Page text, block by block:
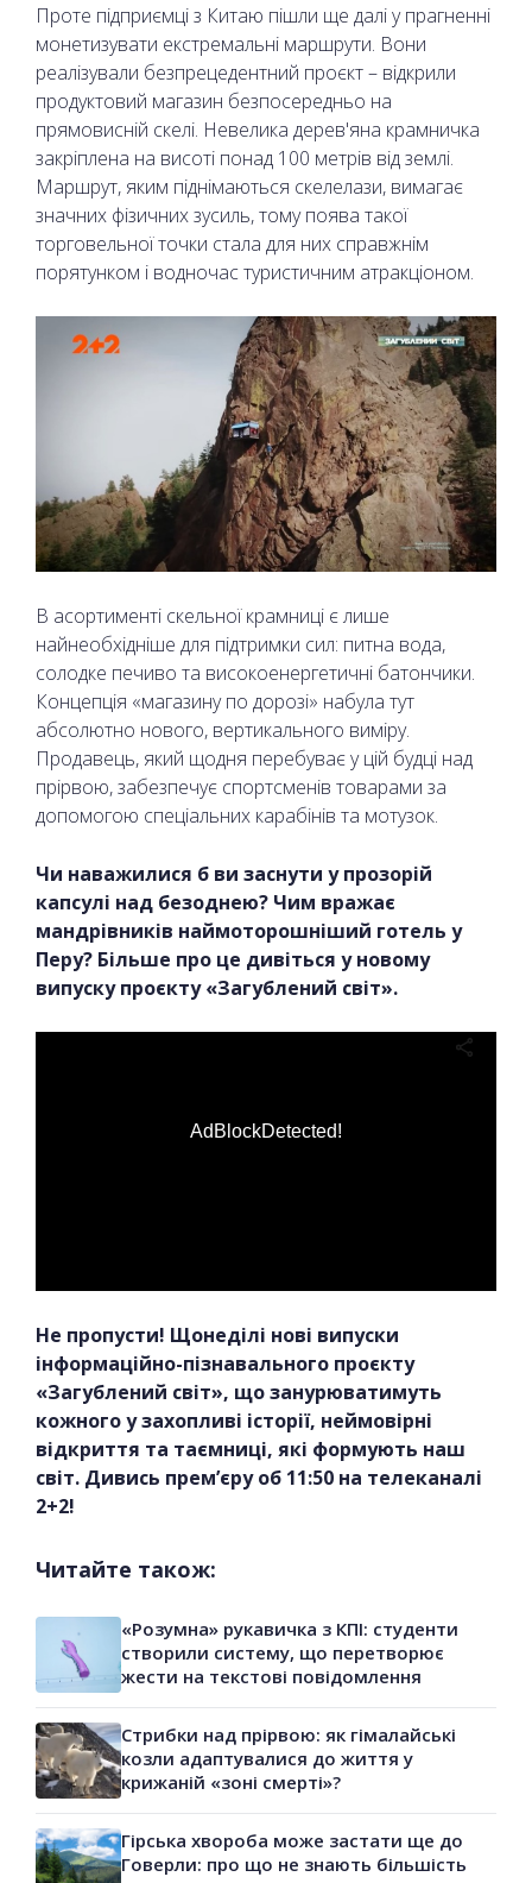
Проте підприємці з Китаю пішли ще далі у прагненні
монетизувати екстремальні маршрути. Вони
реалізували безпрецедентний проєкт – відкрили
продуктовий магазин безпосередньо на
прямовисній скелі. Невелика дерев'яна крамничка
закріплена на висоті понад 100 метрів від землі.
Маршрут, яким піднімаються скелелази, вимагає
значних фізичних зусиль, тому поява такої
торговельної точки стала для них справжнім
порятунком і водночас туристичним атракціоном.
В асортименті скельної крамниці є лише
найнеобхідніше для підтримки сил: питна вода,
солодке печиво та високоенергетичні батончики.
Концепція «магазину по дорозі» набула тут
абсолютно нового, вертикального виміру.
Продавець, який щодня перебуває у цій будці над
прірвою, забезпечує спортсменів товарами за
допомогою спеціальних карабінів та мотузок.
Чи наважилися б ви заснути у прозорій
капсулі над безоднею? Чим вражає
мандрівників наймоторошніший готель у
Перу? Більше про це дивіться у новому
випуску проєкту «Загублений світ».
AdBlockDetected!
Не пропусти! Щонеділі нові випуски
інформаційно-пізнавального проєкту
«Загублений світ», що занурюватимуть
кожного у захопливі історії, неймовірні
відкриття та таємниці, які формують наш
світ. Дивись прем’єру об 11:50 на телеканалі
2+2!
Читайте також:
«Розумна» рукавичка з КПІ: студенти
створили систему, що перетворює
жести на текстові повідомлення
Стрибки над прірвою: як гімалайські
козли адаптувалися до життя у
крижаній «зоні смерті»?
Гірська хвороба може застати ще до
Говерли: про що не знають більшість